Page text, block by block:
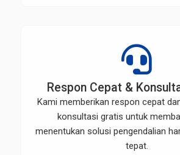
Respon Cepat &
Kami memberikan respon cepat
konsultasi gratis untuk
menentukan solusi pengendalian
tepat.